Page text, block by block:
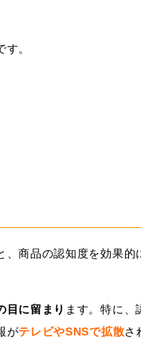
。
商品の認知度を効果的
目に留まり ます。特に、
がテレビやSNSで拡散さ